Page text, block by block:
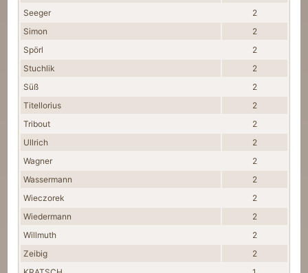
Seeger
2
Simon
2
Spörl
2
Stuchlik
2
Süß
2
Titellorius
2
Tribout
2
Ullrich
2
Wagner
2
Wassermann
2
Wieczorek
2
Wiedermann
2
Willmuth
2
Zeibig
2